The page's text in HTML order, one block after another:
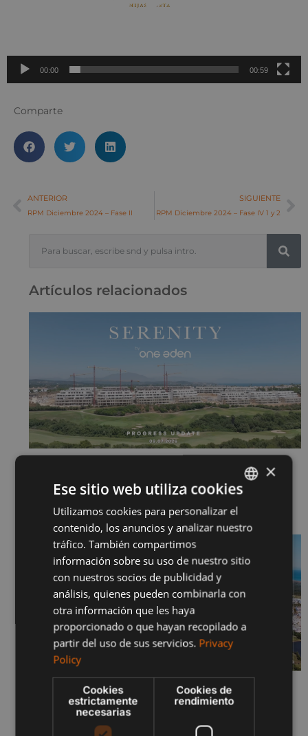
00:00 00:59
Comparte
ANTERIOR
RPM Diciembre 2024 – Fase II
SIGUIENTE
RPM Diciembre 2024 – Fase IV 1 y 2
Artículos relacionados
15 de julio de 2026
SERENITY JUNIO 2026 – FASES I Y II
29 de junio de 2026
Sigue leyendo "
ENGLISH
SPANISH
FRENCH
×
Ese sitio web utiliza cookies
Utilizamos cookies para personalizar el
contenido, los anuncios y analizar nuestro
tráfico. También compartimos
información sobre su uso de nuestro sitio
con nuestros socios de publicidad y
análisis, quienes pueden combinarla con
otra información que les haya
proporcionado o que hayan recopilado a
partir del uso de sus servicios. Privacy
Policy
Cookies
estrictamente
necesarias
Cookies de
rendimiento